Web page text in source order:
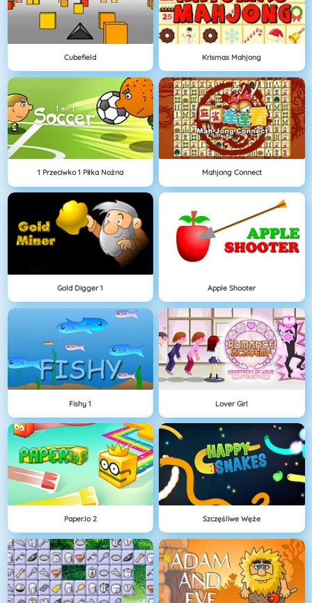
Cubefield Krismas Mahjong
1 Przeciwko 1 Piłka Nożna Mahjong Connect
Gold Digger 1 Apple Shooter
Fishy 1 Lover Girl
Paper.io 2 Szczęśliwe Węże